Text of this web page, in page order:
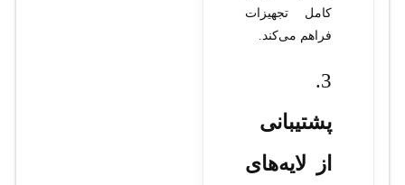
کامل تجهیزات
فراهم می‌کند.
3.
پشتیبانی
از لایه‌های